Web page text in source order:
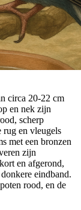
circa 20-22 cm
en nek zijn
scherp
rug en vleugels
met een bronzen
zijn
en afgerond,
eindband.
rood, en de